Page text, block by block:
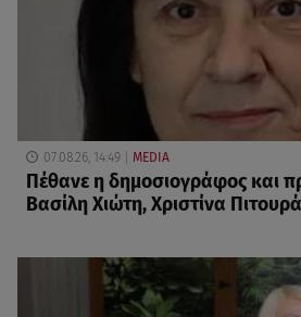
07.08.26, 14:49 MEDIA
Πέθανε η δημοσιογράφος και
Βασίλη Χιώτη, Χριστίνα Πιτουρά